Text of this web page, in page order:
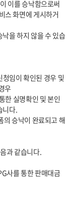
스 화면에 게시하거
우
니다.